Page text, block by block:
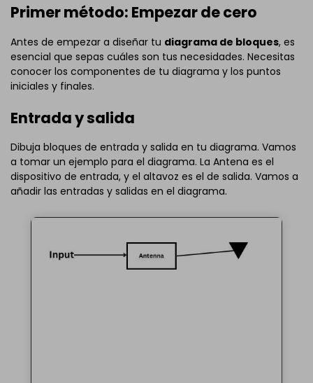
Primer método: Empezar de cero
Antes de empezar a diseñar tu diagrama de bloques, es
esencial que sepas cuáles son tus necesidades. Necesitas
conocer los componentes de tu diagrama y los puntos
iniciales y finales.
Entrada y salida
Dibuja bloques de entrada y salida en tu diagrama. Vamos
a tomar un ejemplo para el diagrama. La Antena es el
dispositivo de entrada, y el altavoz es el de salida. Vamos a
añadir las entradas y salidas en el diagrama.